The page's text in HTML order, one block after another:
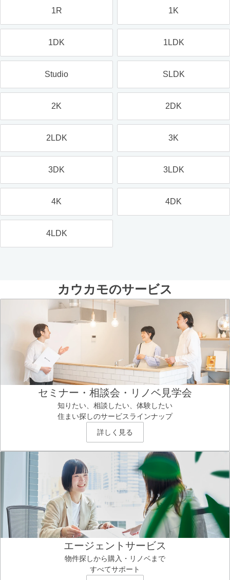
1R 1K
1DK 1LDK
Studio SLDK
2K 2DK
2LDK 3K
3DK 3LDK
4K 4DK
4LDK
カウカモのサービス
セミナー・相談会・リノベ見学会
知りたい、相談したい、体験したい
住まい探しのサービスラインナップ
詳しく見る
エージェントサービス
物件探しから購入・リノベまで
すべてサポート